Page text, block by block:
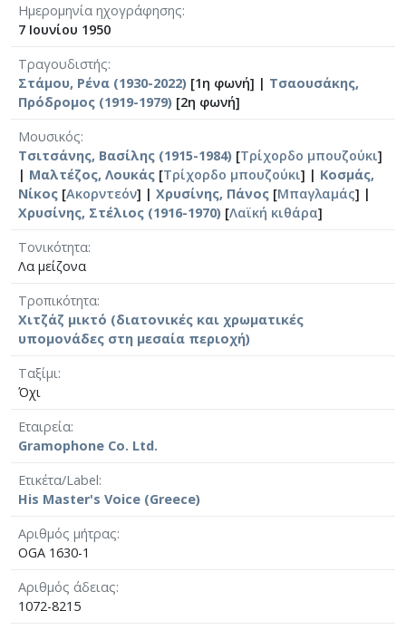
Ημερομηνία ηχογράφησης
7 Ιουνίου 1950
Τραγουδιστής
Στάμου, Ρένα (1930-2022) [1η φωνή] | Τσαουσάκης,
Πρόδρομος (1919-1979) [2η φωνή]
Μουσικός
Τσιτσάνης, Βασίλης (1915-1984) [Τρίχορδο μπουζούκι]
| Μαλτέζος, Λουκάς [Τρίχορδο μπουζούκι] | Κοσμάς,
Νίκος [Ακορντεόν] | Χρυσίνης, Πάνος [Μπαγλαμάς] |
Χρυσίνης, Στέλιος (1916-1970) [Λαϊκή κιθάρα]
Τονικότητα
Λα μείζονα
Τροπικότητα
Χιτζάζ μικτό (διατονικές και χρωματικές
υπομονάδες στη μεσαία περιοχή)
Ταξίμι
Όχι
Εταιρεία
Gramophone Co. Ltd.
Ετικέτα/Label
His Master's Voice (Greece)
Αριθμός μήτρας
OGA 1630-1
Αριθμός άδειας
1072-8215